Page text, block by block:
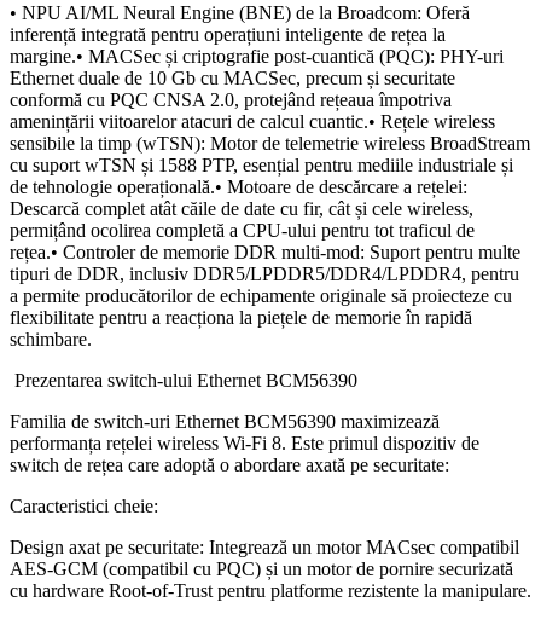
• NPU AI/ML Neural Engine (BNE) de la Broadcom: Oferă
inferență integrată pentru operațiuni inteligente de rețea la
margine.• MACSec și criptografie post-cuantică (PQC): PHY-uri
Ethernet duale de 10 Gb cu MACSec, precum și securitate
conformă cu PQC CNSA 2.0, protejând rețeaua împotriva
amenințării viitoarelor atacuri de calcul cuantic.• Rețele wireless
sensibile la timp (wTSN): Motor de telemetrie wireless BroadStream
cu suport wTSN și 1588 PTP, esențial pentru mediile industriale și
de tehnologie operațională.• Motoare de descărcare a rețelei:
Descarcă complet atât căile de date cu fir, cât și cele wireless,
permițând ocolirea completă a CPU-ului pentru tot traficul de
rețea.• Controler de memorie DDR multi-mod: Suport pentru multe
tipuri de DDR, inclusiv DDR5/LPDDR5/DDR4/LPDDR4, pentru
a permite producătorilor de echipamente originale să proiecteze cu
flexibilitate pentru a reacționa la piețele de memorie în rapidă
schimbare.
Prezentarea switch-ului Ethernet BCM56390
Familia de switch-uri Ethernet BCM56390 maximizează
performanța rețelei wireless Wi-Fi 8. Este primul dispozitiv de
switch de rețea care adoptă o abordare axată pe securitate:
Caracteristici cheie:
Design axat pe securitate: Integrează un motor MACsec compatibil
AES-GCM (compatibil cu PQC) și un motor de pornire securizată
cu hardware Root-of-Trust pentru platforme rezistente la manipulare.